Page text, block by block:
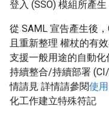
登入 (SSO) 模組所產
從 SAML 宣告產生後
且重新整理 權杖的有
支援一般用途的自動
持續整合/持續部署
情請見 詳情請參閱使
化工作建立特殊符記